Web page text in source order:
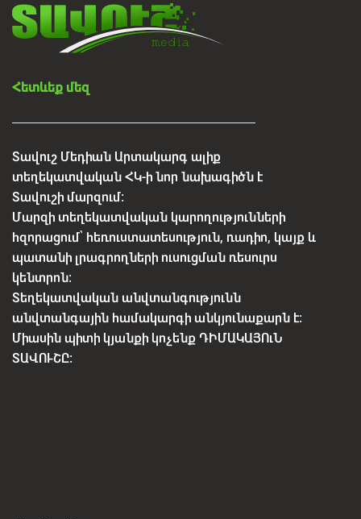
Օգոստոսի 6, 2026
Հետևեք մեզ
Տավուշ Մեդիան Արտակարգ ալիք
տեղեկատվական ՀԿ-ի նոր նախագիծն է
Տավուշի մարզում:
Մարզի տեղեկատվական կարողությունների
հզորացում՝ հեռուստատեսություն, ռադիո, կայք և
պատանի լրագրողների ուսուցման ռեսուրս
կենտրոն:
Տեղեկատվական անվտանգությունն
անվտանգային համակարգի անկյունաքարն է:
Միասին պիտի կյանքի կոչենք ԴԻՄԱԿԱՅՈւՆ
ՏԱՎՈՒՇԸ: